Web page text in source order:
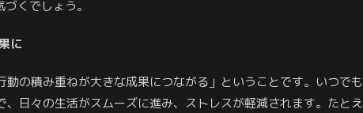
くでしょう。
に
の積み重ねが大きな成果につながる」ということです。いつでも
日々の生活がスムーズに進み、ストレスが軽減されます。たとえ